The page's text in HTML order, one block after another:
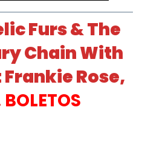
Furs & The
Chain With
Rose,
BOLETOS